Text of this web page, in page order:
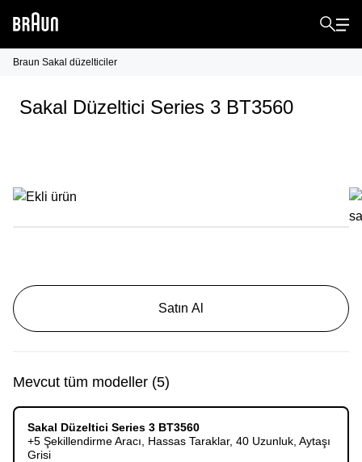
Braun Sakal düzelticiler
Sakal Düzeltici Series 3 BT3560
Satın Al
Mevcut tüm modeller (5)
Sakal Düzeltici Series 3 BT3560
+5 Şekillendirme Aracı, Hassas Taraklar, 40 Uzunluk, Aytaşı
Grisi